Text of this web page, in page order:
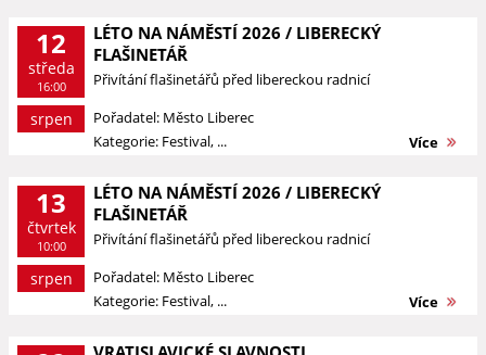
12
středa
16:00
srpen
LÉTO NA NÁMĚSTÍ 2026 / LIBERECKÝ
FLAŠINETÁŘ
Přivítání flašinetářů před libereckou radnicí
Pořadatel: Město Liberec
Kategorie: Festival, ...
Více
13
čtvrtek
10:00
srpen
LÉTO NA NÁMĚSTÍ 2026 / LIBERECKÝ
FLAŠINETÁŘ
Přivítání flašinetářů před libereckou radnicí
Pořadatel: Město Liberec
Kategorie: Festival, ...
Více